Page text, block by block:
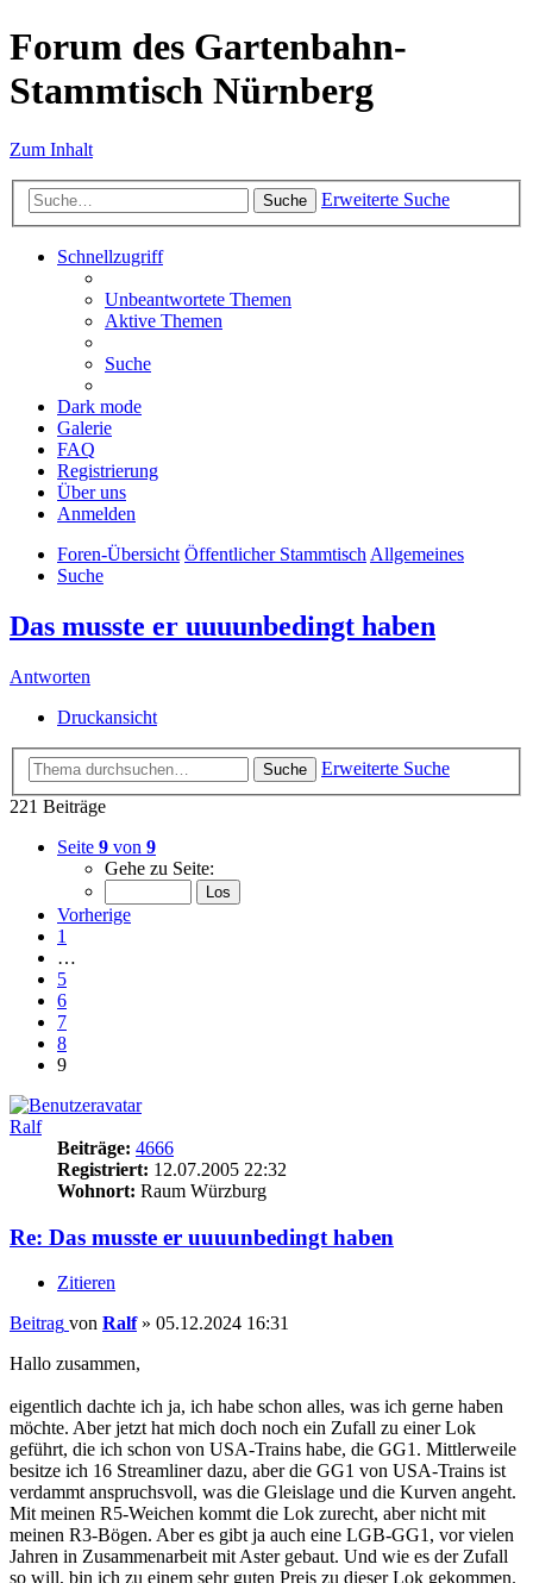
Forum des Gartenbahn-
Stammtisch Nürnberg
Zum Inhalt
Suche Erweiterte Suche
Schnellzugriff
Unbeantwortete Themen
Aktive Themen
Suche
Dark mode
Galerie
FAQ
Registrierung
Über uns
Anmelden
Foren-Übersicht Öffentlicher StammtischAllgemeines
Suche
Das musste er uuuunbedingt haben
Antworten
Druckansicht
Suche
Erweiterte Suche
221 Beiträge
Seite 9 von 9
Gehe zu Seite:
Vorherige
1
…
5
6
7
8
9
Ralf
Beiträge: 4666
Registriert: 12.07.2005 22:32
Wohnort: Raum Würzburg
Re: Das musste er uuuunbedingt haben
Zitieren
Beitrag von Ralf» 05.12.2024 16:31
Hallo zusammen,
eigentlich dachte ich ja, ich habe schon alles, was ich gerne haben
möchte. Aber jetzt hat mich doch noch ein Zufall zu einer Lok
geführt, die ich schon von USA-Trains habe, die GG1. Mittlerweile
besitze ich 16 Streamliner dazu, aber die GG1 von USA-Trains ist
verdammt anspruchsvoll, was die Gleislage und die Kurven angeht.
Mit meinen R5-Weichen kommt die Lok zurecht, aber nicht mit
meinen R3-Bögen. Aber es gibt ja auch eine LGB-GG1, vor vielen
Jahren in Zusammenarbeit mit Aster gebaut. Und wie es der Zufall
so will, bin ich zu einem sehr guten Preis zu dieser Lok gekommen.